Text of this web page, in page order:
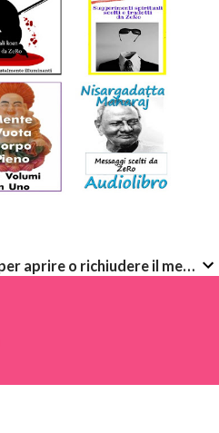
ALTRI ARTICOLI (clicca qui per aprire o richiudere il menù a discesa)